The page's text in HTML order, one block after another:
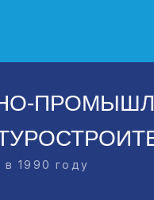
в 1990 году